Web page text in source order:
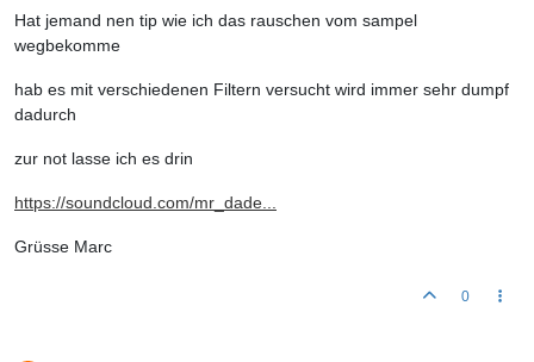
Hat jemand nen tip wie ich das rauschen vom sampel
wegbekomme
hab es mit verschiedenen Filtern versucht wird immer sehr dumpf
dadurch
zur not lasse ich es drin
https://soundcloud.com/mr_dade...
Grüsse Marc
0